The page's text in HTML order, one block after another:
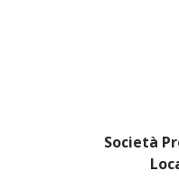
Società